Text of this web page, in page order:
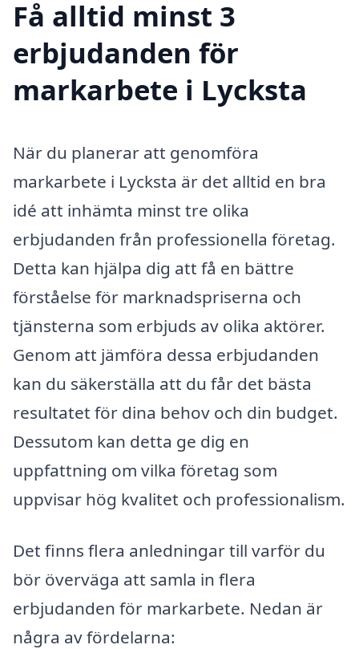
Få alltid minst 3
erbjudanden för
markarbete i Lycksta
När du planerar att genomföra
markarbete i Lycksta är det alltid en bra
idé att inhämta minst tre olika
erbjudanden från professionella företag.
Detta kan hjälpa dig att få en bättre
förståelse för marknadspriserna och
tjänsterna som erbjuds av olika aktörer.
Genom att jämföra dessa erbjudanden
kan du säkerställa att du får det bästa
resultatet för dina behov och din budget.
Dessutom kan detta ge dig en
uppfattning om vilka företag som
uppvisar hög kvalitet och professionalism.
Det finns flera anledningar till varför du
bör överväga att samla in flera
erbjudanden för markarbete. Nedan är
några av fördelarna: